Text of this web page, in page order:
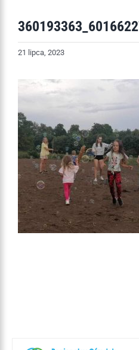
21 lipca, 2023